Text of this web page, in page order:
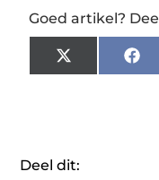
Goed artikel?
X
(Twitter)
Deel dit: